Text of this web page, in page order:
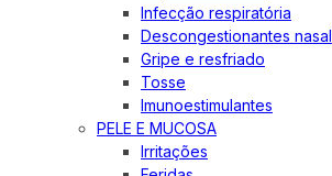
Infecção respiratória
Descongestionantes nasal
Gripe e resfriado
Tosse
Imunoestimulantes
PELE E MUCOSA
Irritações